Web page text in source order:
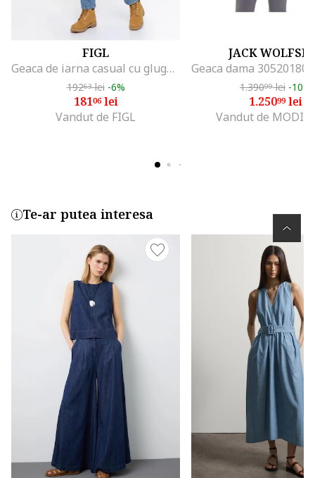
FIGL
Geaca de iarna casual cu gluga, maneca lunga, croiala regular, lungime pana la jumatatea coapsei, inchidere cu capse si buzunare - M1348, Gri
19263lei -6%
18106lei
Vandut de FIGL
JACK
1.39099lei -10%
1.25099lei
Vandut de
Te-ar putea interesa